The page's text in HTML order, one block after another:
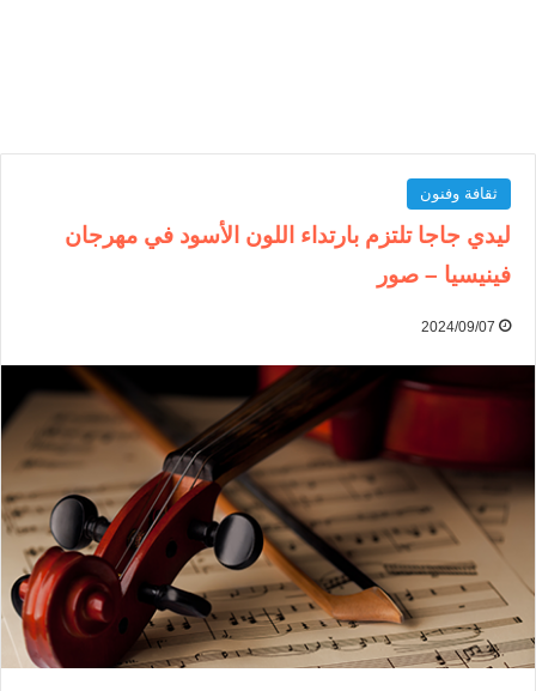
ثقافة وفنون
ليدي جاجا تلتزم بارتداء اللون الأسود في مهرجان
فينيسيا – صور
2024/09/07